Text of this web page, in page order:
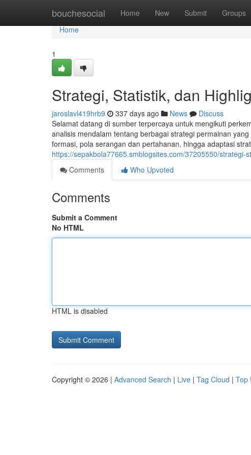
bouchesocial Home New Submit Groups
Home
Home
1
Strategi, Statistik, dan
jaroslavl419hrb9 337 days ago News
Discuss
Selamat datang di sumber terpercaya untuk mengikuti
analisis mendalam tentang berbagai strategi permainan
formasi, pola serangan dan pertahanan, hingga adaptasi
https://sepakbola77665.smblogsites.com/37205550/strategi-
Comments
Who Upvoted
Comments
Submit a Comment
No HTML
HTML is disabled
Copyright © 2026 | Advanced Search | Live | Tag Cloud | Top